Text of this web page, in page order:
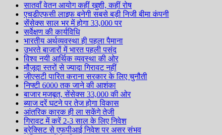
सातवाँ वेतन आयोग कहीं खुशी, कहीं रोष
एचडीएफसी लाइफ बनेगी सबसे बड़ी निजी बीमा कंपनी
सेंसेक्स साल भर में होगा 33,000 पर
सर्वेक्षण की कार्यविधि
भारतीय अर्थव्यवस्था ही पहला पैमाना
उभरते बाजारों में भारत पहली पसंद
विश्व नयी आर्थिक व्यवस्था की ओर
मौजूदा स्तरों से ज्यादा गिरावट नहीं
जीएसटी पारित कराना सरकार के लिए चुनौती
निफ्टी 6000 तक जाने की आशंका
बाजार मजबूत, सेंसेक्स 33,000 की ओर
ब्याज दरें घटने पर तेज होगा विकास
आंतरिक कारक ही ला सकेंगे तेजी
गिरावट में करें 2-3 साल के लिए निवेश
ब्रेक्सिट से एफपीआई निवेश पर असर संभव